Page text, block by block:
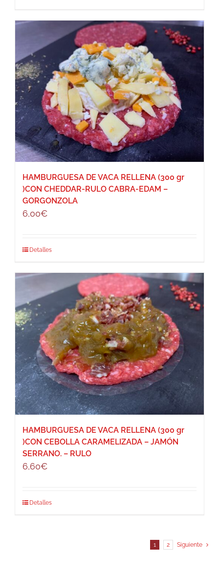
HAMBURGUESA DE VACA RELLENA (300 gr
)CON CHEDDAR-RULO CABRA-EDAM –
GORGONZOLA
6,00€
Detalles
HAMBURGUESA DE VACA RELLENA (300 gr
)CON CEBOLLA CARAMELIZADA – JAMÓN
SERRANO. – RULO
6,60€
Detalles
1 2 Siguiente